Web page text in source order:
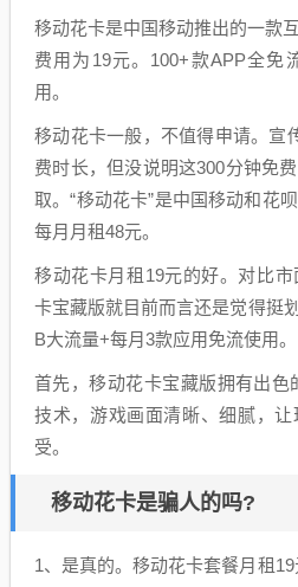
移动花卡是中国移动推出的一款
费用为19元。100+款APP全免
用。
移动花卡一般，不值得申请。宣
费时长，但没说明这300分钟免
取。“移动花卡”是中国移动和花
每月月租48元。
移动花卡月租19元的好。对比
卡宝藏版就目前而言还是觉得挺
B大流量+每月3款应用免流使用。
首先，移动花卡宝藏版拥有出色
技术，游戏画面清晰、细腻，
受。
移动花卡是骗人的吗?
1、是真的。移动花卡套餐月租